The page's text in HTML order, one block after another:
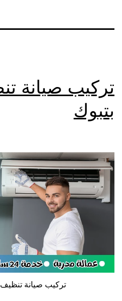
تركيب صيانة
بتبوك
تركيب صيانة